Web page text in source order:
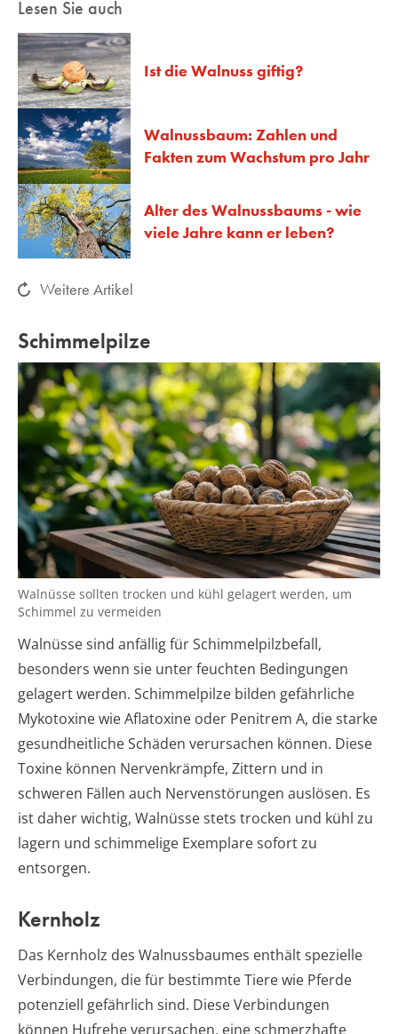
Lesen Sie auch
Ist die Walnuss giftig?
Walnussbaum: Zahlen und
Fakten zum Wachstum pro Jahr
Alter des Walnussbaums - wie
viele Jahre kann er leben?
Weitere Artikel
Schimmelpilze
Walnüsse sollten trocken und kühl gelagert werden, um
Schimmel zu vermeiden
Walnüsse sind anfällig für Schimmelpilzbefall,
besonders wenn sie unter feuchten Bedingungen
gelagert werden. Schimmelpilze bilden gefährliche
Mykotoxine wie Aflatoxine oder Penitrem A, die starke
gesundheitliche Schäden verursachen können. Diese
Toxine können Nervenkrämpfe, Zittern und in
schweren Fällen auch Nervenstörungen auslösen. Es
ist daher wichtig, Walnüsse stets trocken und kühl zu
lagern und schimmelige Exemplare sofort zu
entsorgen.
Kernholz
Das Kernholz des Walnussbaumes enthält spezielle
Verbindungen, die für bestimmte Tiere wie Pferde
potenziell gefährlich sind. Diese Verbindungen
können Hufrehe verursachen, eine schmerzhafte